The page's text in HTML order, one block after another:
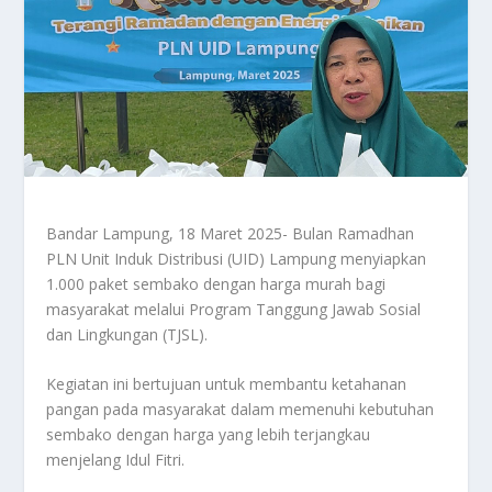
Bandar Lampung, 18 Maret 2025- Bulan Ramadhan
PLN Unit Induk Distribusi (UID) Lampung menyiapkan
1.000 paket sembako dengan harga murah bagi
masyarakat melalui Program Tanggung Jawab Sosial
dan Lingkungan (TJSL).
Kegiatan ini bertujuan untuk membantu ketahanan
pangan pada masyarakat dalam memenuhi kebutuhan
sembako dengan harga yang lebih terjangkau
menjelang Idul Fitri.